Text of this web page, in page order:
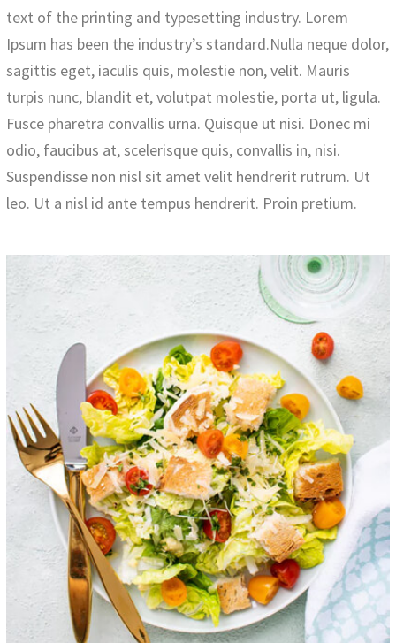
text of the printing and typesetting industry. Lorem
Ipsum has been the industry’s standard.Nulla neque dolor,
sagittis eget, iaculis quis, molestie non, velit. Mauris
turpis nunc, blandit et, volutpat molestie, porta ut, ligula.
Fusce pharetra convallis urna. Quisque ut nisi. Donec mi
odio, faucibus at, scelerisque quis, convallis in, nisi.
Suspendisse non nisl sit amet velit hendrerit rutrum. Ut
leo. Ut a nisl id ante tempus hendrerit. Proin pretium.